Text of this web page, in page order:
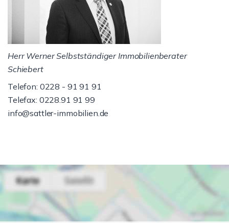
Herr Werner Selbstständiger Immobilienberater
Schiebert
Telefon: 0228 - 91 91 91
Telefax: 0228.91 91 99
info@sattler-immobilien.de